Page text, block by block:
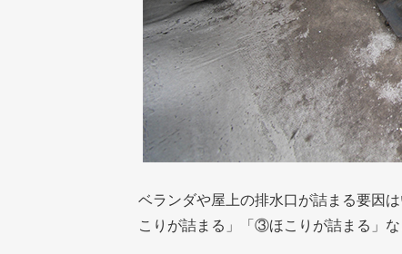
ベランダや屋上の排水口が詰まる要因
こりが詰まる」「③ほこりが詰まる」な